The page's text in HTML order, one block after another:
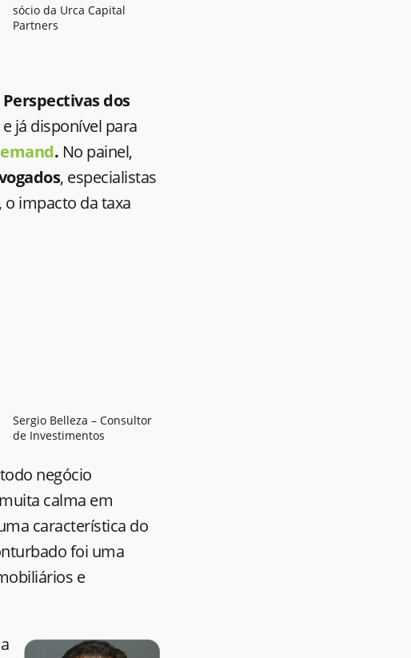
sócio da Urca Capital
Partners
Perspectivas dos
já disponível para
. No painel,
, especialistas
impacto da taxa
Sergio Belleza – Consultor
de Investimentos
negócio
calma em
característica do
foi uma
e